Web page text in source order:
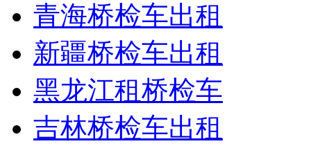
青海桥检车出租
新疆桥检车出租
黑龙江租桥检车
吉林桥检车出租